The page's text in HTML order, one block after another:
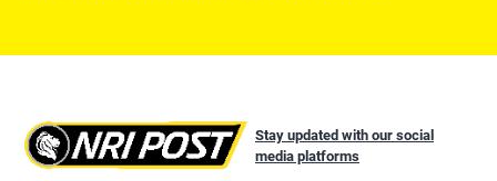
Stay updated with our social
media platforms